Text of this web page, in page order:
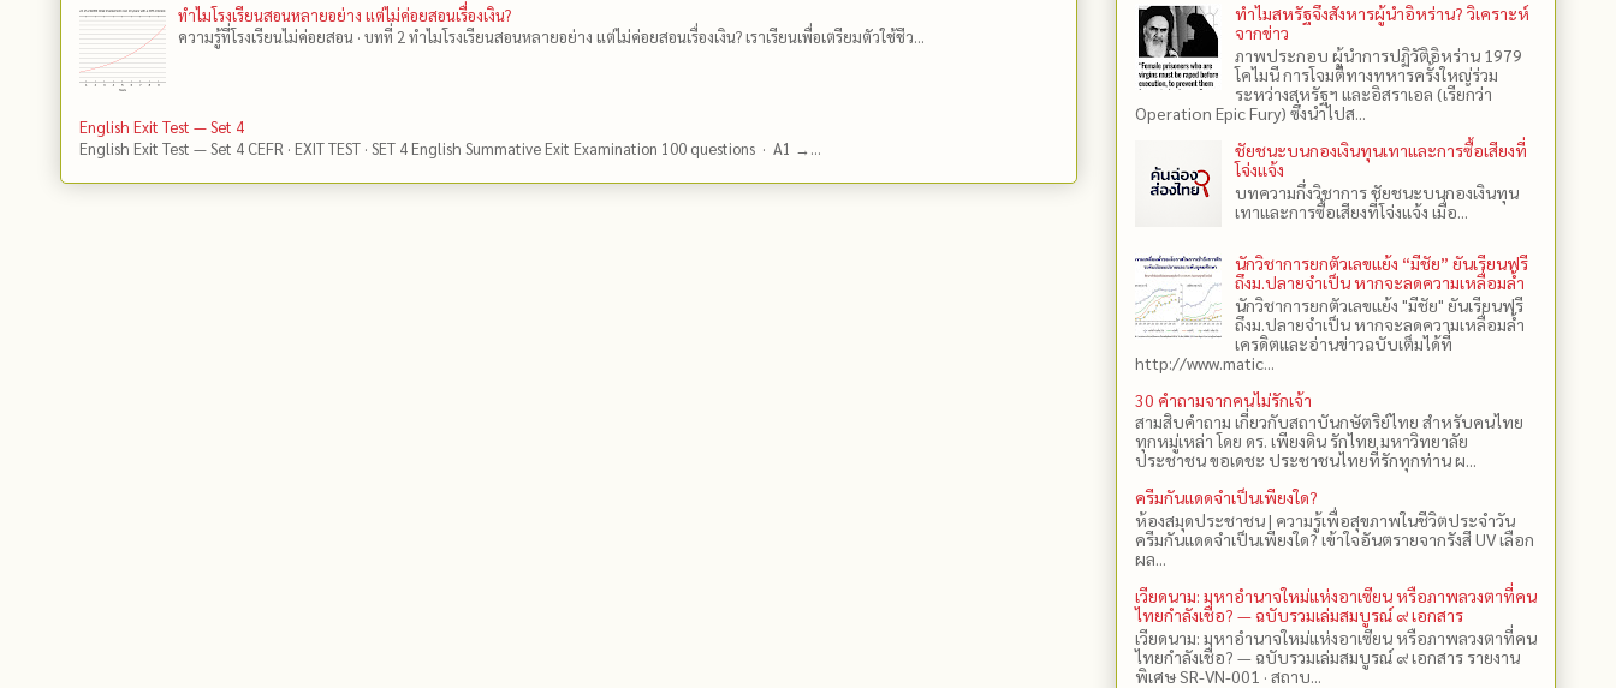
ทำไมโรงเรียนสอนหลายอย่าง แต่ไม่ค่อยสอนเรื่องเงิน?
ความรู้ที่โรงเรียนไม่ค่อยสอน · บทที่ 2 ทำไมโรงเรียนสอนหลายอย่าง แต่ไม่ค่อยสอนเรื่องเงิน? เราเรียนเพื่อเตรียมตัวใช้ชีว...
English Exit Test — Set 4
English Exit Test — Set 4 CEFR · EXIT TEST · SET 4 English Summative Exit Examination 100 questions · A1 →...
ทำไมสหรัฐจึงสังหารผู้นำอิหร่าน? วิเคราะห์
จากข่าว
ภาพประกอบ ผู้นำการปฏิวัติอิหร่าน 1979
โคไมนี การโจมตีทางทหารครั้งใหญ่ร่วม
ระหว่างสหรัฐฯ และอิสราเอล (เรียกว่า
Operation Epic Fury) ซึ่งนำไปส...
ชัยชนะบนกองเงินทุนเทาและการซื้อเสียงที่
โจ่งแจ้ง
บทความกึ่งวิชาการ ชัยชนะบนกองเงินทุน
เทาและการซื้อเสียงที่โจ่งแจ้ง เมื่อ...
นักวิชาการยกตัวเลขแย้ง “มีชัย” ยันเรียนฟรี
ถึงม.ปลายจำเป็น หากจะลดความเหลื่อมล้ำ
นักวิชาการยกตัวเลขแย้ง "มีชัย" ยันเรียนฟรี
ถึงม.ปลายจำเป็น หากจะลดความเหลื่อมล้ำ
เครดิตและอ่านข่าวฉบับเต็มได้ที่
http://www.matic...
30 คำถามจากคนไม่รักเจ้า
สามสิบคำถาม เกี่ยวกับสถาบันกษัตริย์ไทย สำหรับคนไทย
ทุกหมู่เหล่า โดย ดร.​ เพียงดิน รักไทย มหาวิทยาลัย
ประชาชน ขอเดชะ ประชาชนไทยที่รักทุกท่าน ผ...
ครีมกันแดดจำเป็นเพียงใด?
ห้องสมุดประชาชน | ความรู้เพื่อสุขภาพในชีวิตประจำวัน
ครีมกันแดดจำเป็นเพียงใด? เข้าใจอันตรายจากรังสี UV เลือก
ผล...
เวียดนาม: มหาอำนาจใหม่แห่งอาเซียน หรือภาพลวงตาที่คน
ไทยกำลังเชื่อ? — ฉบับรวมเล่มสมบูรณ์ ๙ เอกสาร
เวียดนาม: มหาอำนาจใหม่แห่งอาเซียน หรือภาพลวงตาที่คน
ไทยกำลังเชื่อ? — ฉบับรวมเล่มสมบูรณ์ ๙ เอกสาร รายงาน
พิเศษ SR-VN-001 · สถาบ...